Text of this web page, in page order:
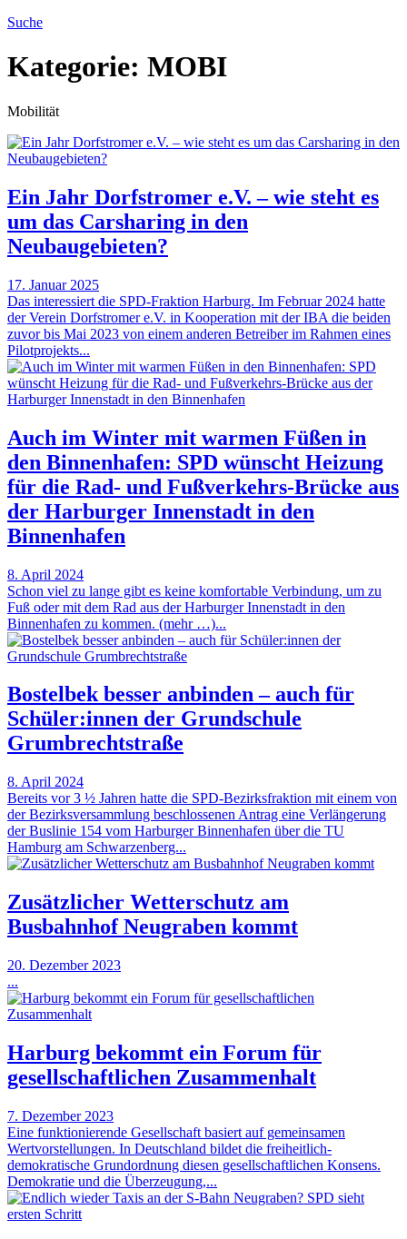
Suche
Kategorie: MOBI
Mobilität
Ein Jahr Dorfstromer e.V. – wie steht es
um das Carsharing in den
Neubaugebieten?
17. Januar 2025
Das interessiert die SPD-Fraktion Harburg. Im Februar 2024 hatte
der Verein Dorfstromer e.V. in Kooperation mit der IBA die beiden
zuvor bis Mai 2023 von einem anderen Betreiber im Rahmen eines
Pilotprojekts...
Auch im Winter mit warmen Füßen in
den Binnenhafen: SPD wünscht Heizung
für die Rad- und Fußverkehrs-Brücke aus
der Harburger Innenstadt in den
Binnenhafen
8. April 2024
Schon viel zu lange gibt es keine komfortable Verbindung, um zu
Fuß oder mit dem Rad aus der Harburger Innenstadt in den
Binnenhafen zu kommen. (mehr …)...
Bostelbek besser anbinden – auch für
Schüler:innen der Grundschule
Grumbrechtstraße
8. April 2024
Bereits vor 3 ½ Jahren hatte die SPD-Bezirksfraktion mit einem von
der Bezirksversammlung beschlossenen Antrag eine Verlängerung
der Buslinie 154 vom Harburger Binnenhafen über die TU
Hamburg am Schwarzenberg...
Zusätzlicher Wetterschutz am
Busbahnhof Neugraben kommt
20. Dezember 2023
...
Harburg bekommt ein Forum für
gesellschaftlichen Zusammenhalt
7. Dezember 2023
Eine funktionierende Gesellschaft basiert auf gemeinsamen
Wertvorstellungen. In Deutschland bildet die freiheitlich-
demokratische Grundordnung diesen gesellschaftlichen Konsens.
Demokratie und die Überzeugung,...